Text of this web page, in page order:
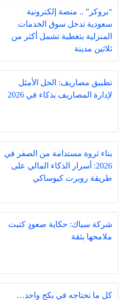
“بروكر” .. منصة إلكترونية
سعودية تدخل سوق الخدمات
المنزلية بتغطية تشمل أكثر من
ثلاثين مدينة
تطبيق مصاريف: الحل الأمثل
لإدارة المصاريف بذكاء في 2026
بناء ثروة مستدامة من الصفر في
2026: أسرار الذكاء المالي على
طريقة روبرت كيوساكي
شركة سياك: حكاية صعودٍ كتبت
ملامحها بثقة
كل ما تحتاجه في بكج واحد…